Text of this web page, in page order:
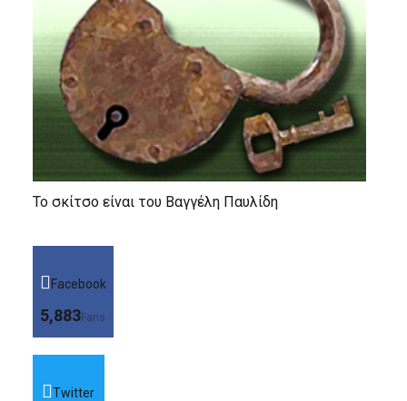
Το σκίτσο είναι του Βαγγέλη Παυλίδη
Facebook
5,883Fans
Twitter